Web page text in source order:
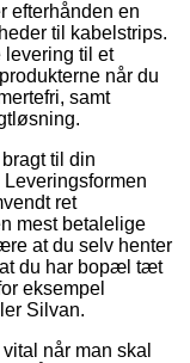
efterhånden en
til kabelstrips.
levering til et
når du
samt
til din
ret
mest betalelige
at du selv henter
du har bopæl tæt
eksempel
Silvan.
når man skal